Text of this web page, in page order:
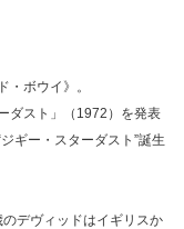
ボウイ》。
ダスト」（1972）を発表
ギー・スターダスト”誕生
デヴィッドはイギリスか